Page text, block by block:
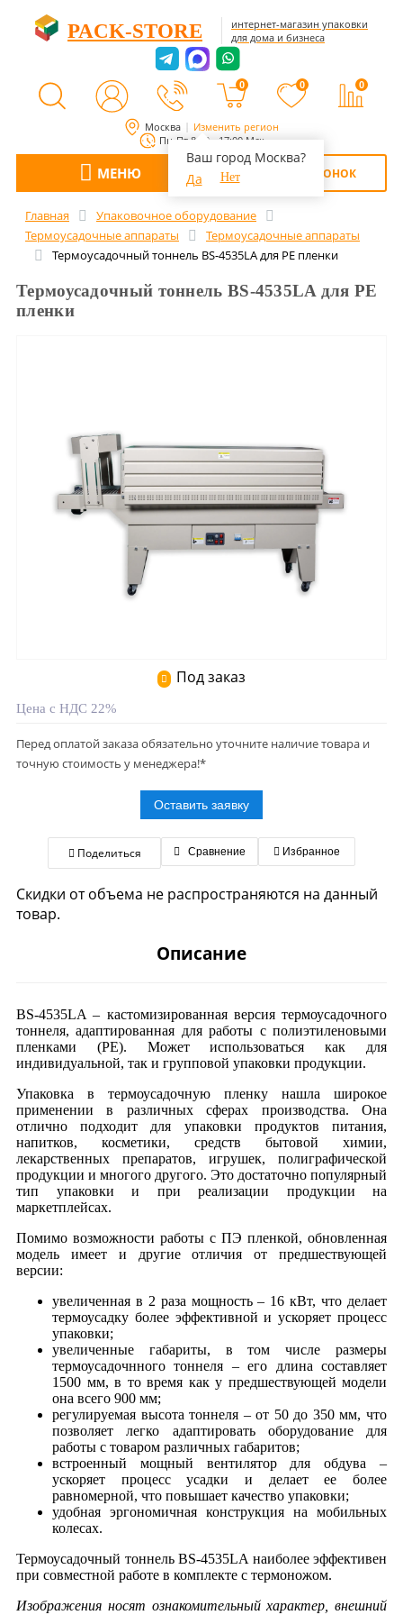
Москва Изменить регион
Ваш город Москва?
Да
Нет
Пн-Пт 8:00 - 17:00 Мск
PACK-STORE
интернет-магазин упаковки
для дома и бизнеса
0 0 0
МЕНЮ ОБРАТНЫЙ ЗВОНОК
Главная
Упаковочное оборудование
Термоусадочные аппараты
Термоусадочные аппараты
Термоусадочный тоннель BS-4535LA для PE пленки
Термоусадочный тоннель BS-4535LA для PE
пленки
Под заказ
Цена с НДС 22%
Перед оплатой заказа обязательно уточните наличие товара и
точную стоимость у менеджера!*
Оставить заявку
Поделиться Сравнение Избранное
Скидки от объема не распространяются на данный
товар.
Описание
BS-4535LA – кастомизированная версия термоусадочного
тоннеля, адаптированная для работы с полиэтиленовыми
пленками (PE). Может использоваться как для
индивидуальной, так и групповой упаковки продукции.
Упаковка в термоусадочную пленку нашла широкое
применении в различных сферах производства. Она
отлично подходит для упаковки продуктов питания,
напитков, косметики, средств бытовой химии,
лекарственных препаратов, игрушек, полиграфической
продукции и многого другого. Это достаточно популярный
тип упаковки и при реализации продукции на
маркетплейсах.
Помимо возможности работы с ПЭ пленкой, обновленная
модель имеет и другие отличия от предшествующей
версии:
увеличенная в 2 раза мощность – 16 кВт, что делает
термоусадку более эффективной и ускоряет процесс
упаковки;
увеличенные габариты, в том числе размеры
термоусадочнного тоннеля – его длина составляет
1500 мм, в то время как у предшествующей модели
она всего 900 мм;
регулируемая высота тоннеля – от 50 до 350 мм, что
позволяет легко адаптировать оборудование для
работы с товаром различных габаритов;
встроенный мощный вентилятор для обдува –
ускоряет процесс усадки и делает ее более
равномерной, что повышает качество упаковки;
удобная эргономичная конструкция на мобильных
колесах.
Термоусадочный тоннель BS-4535LA наиболее эффективен
при совместной работе в комплекте с термоножом.
Изображения носят ознакомительный характер, внешний